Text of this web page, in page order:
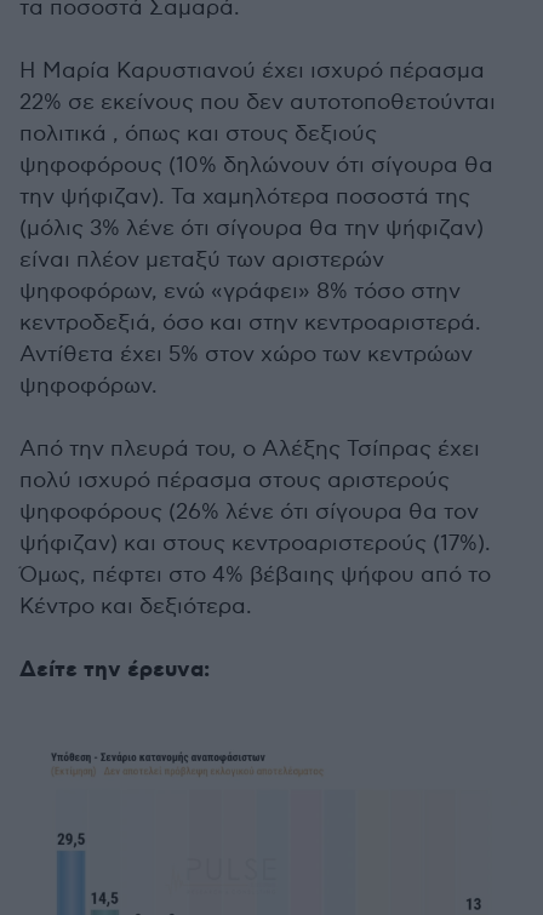
τα ποσοστά Σαμαρά.
Η Μαρία Καρυστιανού έχει ισχυρό πέρασμα
22% σε εκείνους που δεν αυτοτοποθετούνται
πολιτικά , όπως και στους δεξιούς
ψηφοφόρους (10% δηλώνουν ότι σίγουρα θα
την ψήφιζαν). Τα χαμηλότερα ποσοστά της
(μόλις 3% λένε ότι σίγουρα θα την ψήφιζαν)
είναι πλέον μεταξύ των αριστερών
ψηφοφόρων, ενώ «γράφει» 8% τόσο στην
κεντροδεξιά, όσο και στην κεντροαριστερά.
Αντίθετα έχει 5% στον χώρο των κεντρώων
ψηφοφόρων.
Από την πλευρά του, ο Αλέξης Τσίπρας έχει
πολύ ισχυρό πέρασμα στους αριστερούς
ψηφοφόρους (26% λένε ότι σίγουρα θα τον
ψήφιζαν) και στους κεντροαριστερούς (17%).
Όμως, πέφτει στο 4% βέβαιης ψήφου από το
Κέντρο και δεξιότερα.
Δείτε την έρευνα: